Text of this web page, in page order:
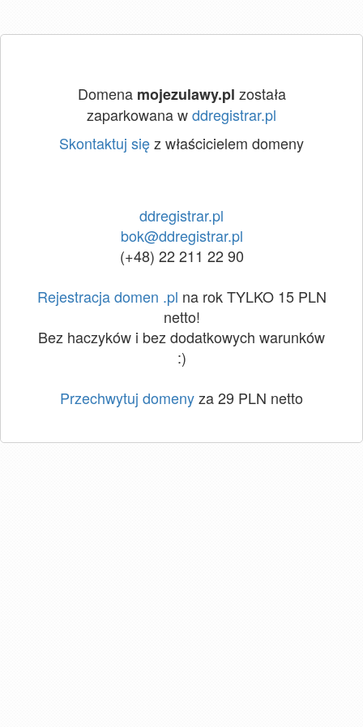
Domena mojezulawy.pl została
zaparkowana wddregistrar.pl
Skontaktuj sięz właścicielem domeny
ddregistrar.pl
bok@ddregistrar.pl
(+48) 22 211 22 90
Rejestracja domen .pl na rok TYLKO 15 PLN
netto!
Bez haczyków i bez dodatkowych warunków
:)
Przechwytuj domenyza 29 PLN netto